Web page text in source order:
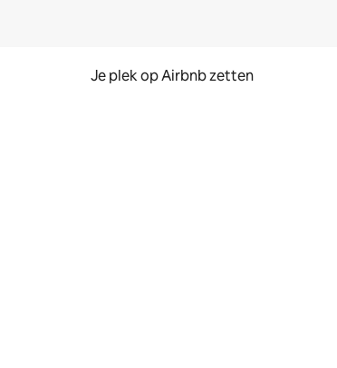
Je plek op Airbnb zetten